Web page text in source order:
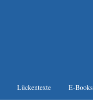
Lückentexte E-Books